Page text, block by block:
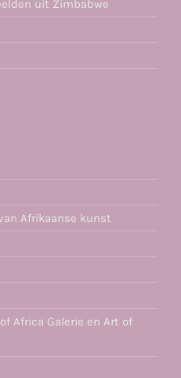
uit Zimbabwe
Afrikaanse kunst
Africa Galerie en Art of